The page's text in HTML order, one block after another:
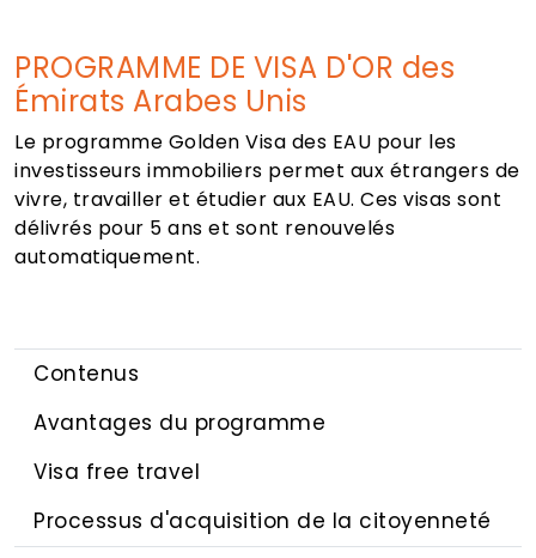
PROGRAMME DE VISA D'OR des
Émirats Arabes Unis
Le programme Golden Visa des EAU pour les
investisseurs immobiliers permet aux étrangers de
vivre, travailler et étudier aux EAU. Ces visas sont
délivrés pour 5 ans et sont renouvelés
automatiquement.
Contenus
Avantages du programme
Visa free travel
Processus d'acquisition de la citoyenneté